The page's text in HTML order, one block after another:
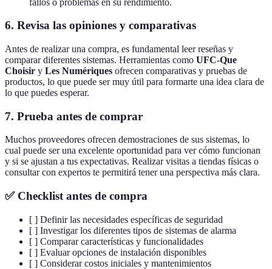
6. Revisa las opiniones y comparativas
Antes de realizar una compra, es fundamental leer reseñas y
comparar diferentes sistemas. Herramientas como UFC-Que
Choisir y Les Numériques ofrecen comparativas y pruebas de
productos, lo que puede ser muy útil para formarte una idea clara de
lo que puedes esperar.
7. Prueba antes de comprar
Muchos proveedores ofrecen demostraciones de sus sistemas, lo
cual puede ser una excelente oportunidad para ver cómo funcionan
y si se ajustan a tus expectativas. Realizar visitas a tiendas físicas o
consultar con expertos te permitirá tener una perspectiva más clara.
✅ Checklist antes de compra
[ ] Definir las necesidades específicas de seguridad
[ ] Investigar los diferentes tipos de sistemas de alarma
[ ] Comparar características y funcionalidades
[ ] Evaluar opciones de instalación disponibles
[ ] Considerar costos iniciales y mantenimientos